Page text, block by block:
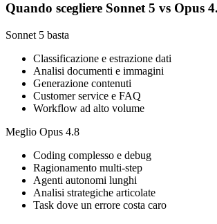
Quando scegliere Sonnet 5 vs Opus
Sonnet 5 basta
Classificazione e estrazione dati
Analisi documenti e immagini
Generazione contenuti
Customer service e FAQ
Workflow ad alto volume
Meglio Opus 4.8
Coding complesso e debug
Ragionamento multi-step
Agenti autonomi lunghi
Analisi strategiche articolate
Task dove un errore costa caro